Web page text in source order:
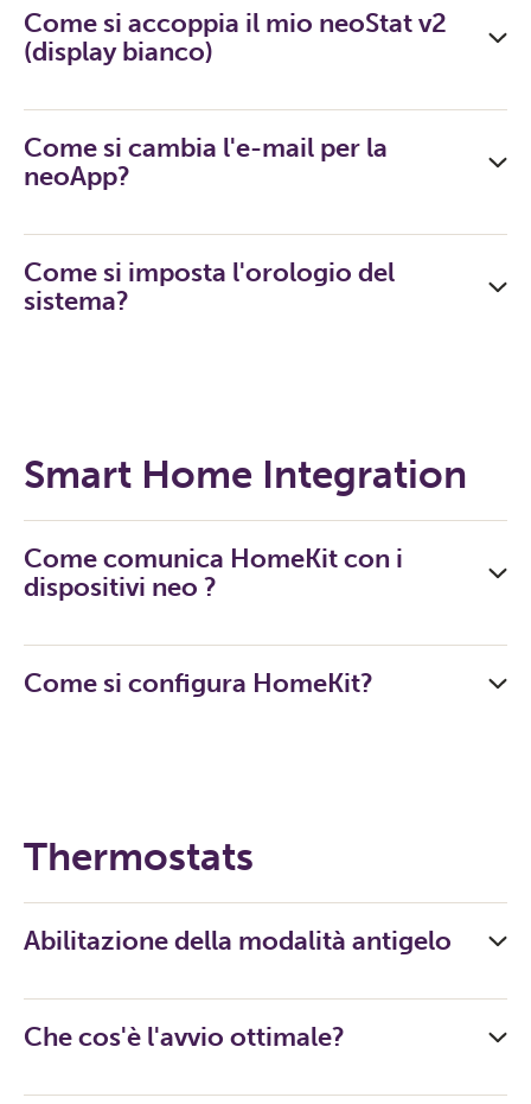
Come si accoppia il mio neoStat v2
(display bianco)
Come si cambia l'e-mail per la
neoApp?
Come si imposta l'orologio del
sistema?
Smart Home Integration
Come comunica HomeKit con i
dispositivi neo ?
Come si configura HomeKit?
Thermostats
Abilitazione della modalità antigelo
Che cos'è l'avvio ottimale?